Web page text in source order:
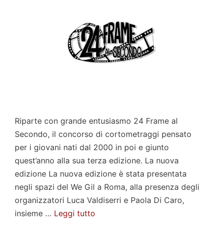
Riparte con grande entusiasmo 24 Frame al
Secondo, il concorso di cortometraggi pensato
per i giovani nati dal 2000 in poi e giunto
quest’anno alla sua terza edizione. La nuova
edizione La nuova edizione è stata presentata
negli spazi del We Gil a Roma, alla presenza degli
organizzatori Luca Valdiserri e Paola Di Caro,
insieme … Leggi tutto